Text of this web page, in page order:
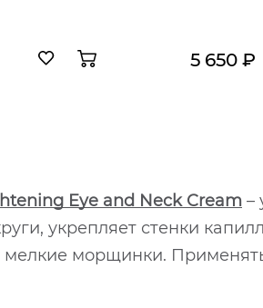
5 650 ₽
Eye and Neck Cream –
укрепляет стенки
мелкие морщинки.